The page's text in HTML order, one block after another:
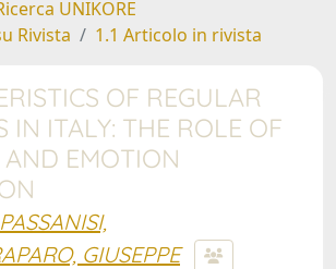
UNIKORE
Rivista
1.1 Articolo in rivista
OF REGULAR
IN ITALY: THE ROLE OF
EMOTION
PASSANISI,
GIUSEPPE